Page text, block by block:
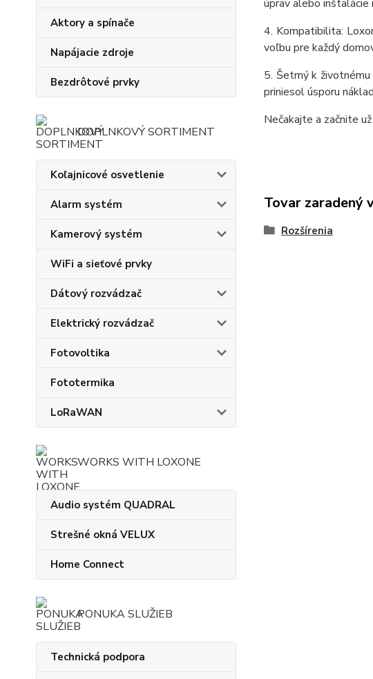
Aktory a spínače
Napájacie zdroje
Bezdrôtové prvky
DOPLNKOVÝ SORTIMENT
Koľajnicové osvetlenie
Alarm systém
Kamerový systém
WiFi a sieťové prvky
Dátový rozvádzač
Elektrický rozvádzač
Fotovoltika
Fototermika
LoRaWAN
WORKS WITH LOXONE
Audio systém QUADRAL
Strešné okná VELUX
Home Connect
PONUKA SLUŽIEB
Technická podpora
úprav alebo inštalácie
4. Kompatibilita:
voľbu pre každý
5. Šetrný k
priniesol úsporu
Nečakajte a začnite
Tovar zaradený
Rozšírenia